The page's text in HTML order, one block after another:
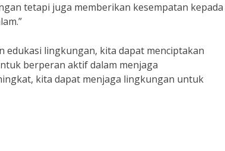
tetapi juga memberikan kesempatan kepada
edukasi lingkungan, kita dapat menciptakan
berperan aktif dalam menjaga
kita dapat menjaga lingkungan untuk